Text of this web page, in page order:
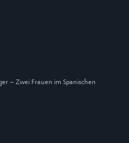
– Zwei Frauen im Spanischen